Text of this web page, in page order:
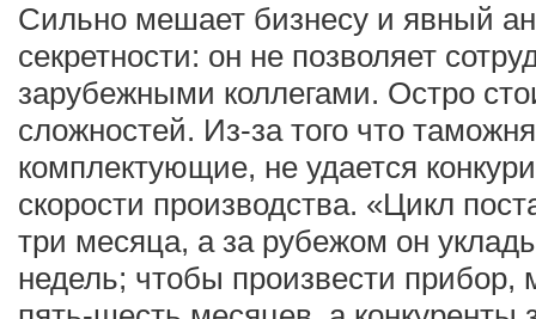
Сильно мешает бизнесу и явный
секретности: он не позволяет
зарубежными коллегами. Остро
сложностей. Из-за того что
комплектующие, не удается
скорости производства. «Цикл
три месяца, а за рубежом он
недель; чтобы произвести прибор,